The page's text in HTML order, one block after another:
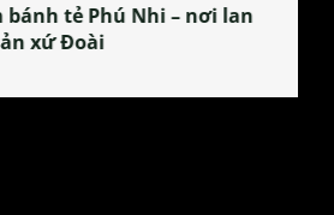
tẻ Phú Nhi – nơi lan
Đoài